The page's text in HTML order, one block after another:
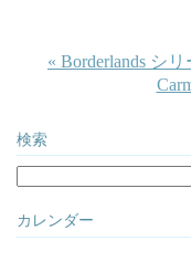
« Borderlands シ
検索
カレンダー